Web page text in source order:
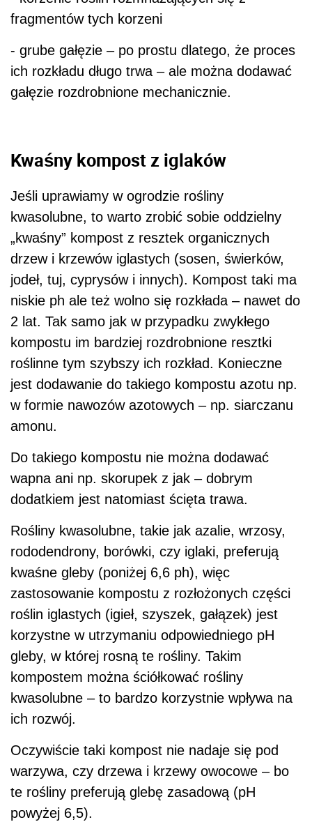
fragmentów tych korzeni
- grube gałęzie – po prostu dlatego, że proces
ich rozkładu długo trwa – ale można dodawać
gałęzie rozdrobnione mechanicznie.
Kwaśny kompost z iglaków
Jeśli uprawiamy w ogrodzie rośliny
kwasolubne, to warto zrobić sobie oddzielny
„kwaśny” kompost z resztek organicznych
drzew i krzewów iglastych (sosen, świerków,
jodeł, tuj, cyprysów i innych). Kompost taki ma
niskie ph ale też wolno się rozkłada – nawet do
2 lat. Tak samo jak w przypadku zwykłego
kompostu im bardziej rozdrobnione resztki
roślinne tym szybszy ich rozkład. Konieczne
jest dodawanie do takiego kompostu azotu np.
w formie nawozów azotowych – np. siarczanu
amonu.
Do takiego kompostu nie można dodawać
wapna ani np. skorupek z jak – dobrym
dodatkiem jest natomiast ścięta trawa.
Rośliny kwasolubne, takie jak azalie, wrzosy,
rododendrony, borówki, czy iglaki, preferują
kwaśne gleby (poniżej 6,6 ph), więc
zastosowanie kompostu z rozłożonych części
roślin iglastych (igieł, szyszek, gałązek) jest
korzystne w utrzymaniu odpowiedniego pH
gleby, w której rosną te rośliny. Takim
kompostem można ściółkować rośliny
kwasolubne – to bardzo korzystnie wpływa na
ich rozwój.
Oczywiście taki kompost nie nadaje się pod
warzywa, czy drzewa i krzewy owocowe – bo
te rośliny preferują glebę zasadową (pH
powyżej 6,5).